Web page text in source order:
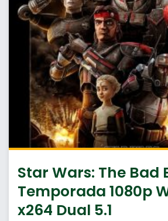
Star Wars: The Bad
Temporada 1080p
x264 Dual 5.1